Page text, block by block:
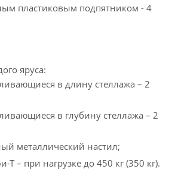
пластиковым подпятником - 4
яруса:
в длину стеллажа – 2
в глубину стеллажа – 2
металлический настил;
Т – при нагрузке до 450 кг (350 кг).